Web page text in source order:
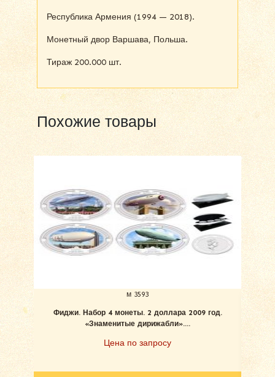
Республика Армения (1994 — 2018).
Монетный двор Варшава, Польша.
Тираж 200.000 шт.
Похожие товары
м 3593
Фиджи. Набор 4 монеты. 2 доллара 2009 год.
«Знаменитые дирижабли»....
Цена по запросу